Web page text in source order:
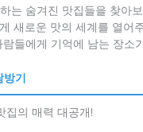
는 숨겨진 맛집들을 찾아
새로운 맛의 세계를 열어
들에게 기억에 남는 장소
방기
집의 매력 대공개!